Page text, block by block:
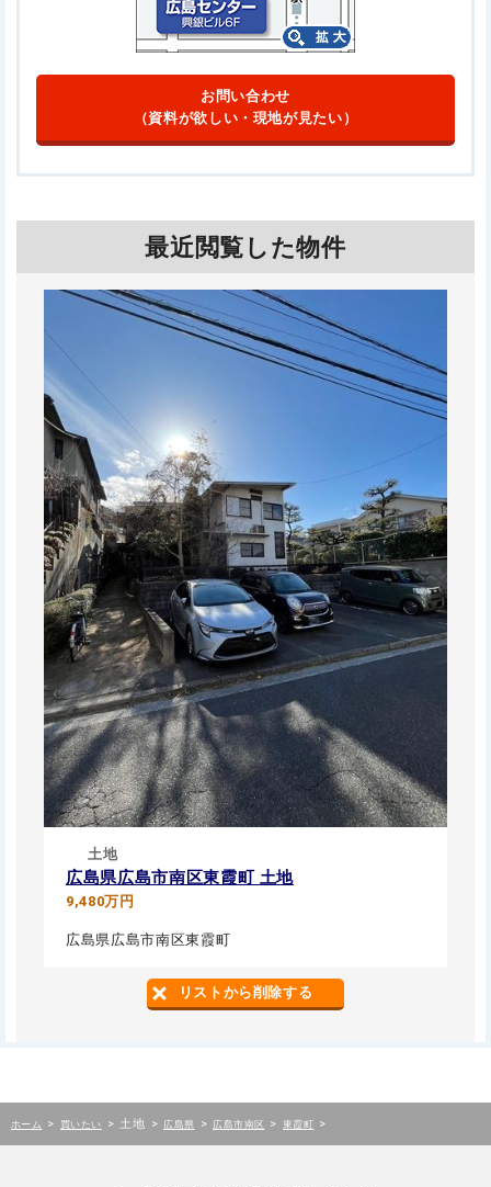
お問い合わせ
（資料が欲しい・現地が見たい）
最近閲覧した物件
土地
広島県広島市南区東霞町 土地
9,480万円
広島県広島市南区東霞町
リストから削除する
ホーム > 買いたい > 土地 > 広島県 > 広島市南区 > 東霞町 >